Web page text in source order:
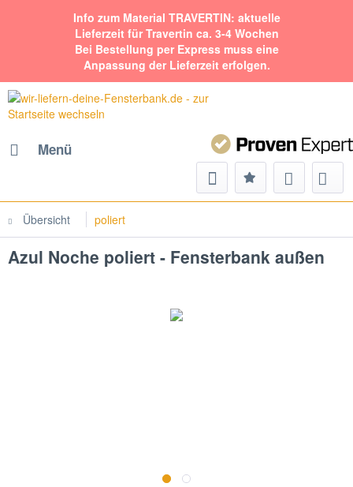
Info zum Material TRAVERTIN: aktuelle
Lieferzeit für Travertin ca. 3-4 Wochen
Bei Bestellung per Express muss eine
Anpassung der Lieferzeit erfolgen.
Menü
Übersicht poliert
Azul Noche poliert - Fensterbank außen